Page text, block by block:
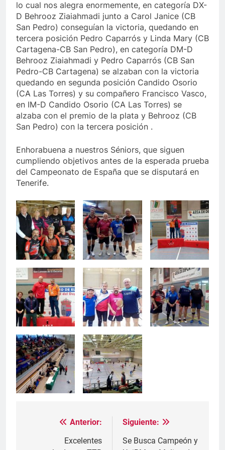
lo cual nos alegra enormemente, en categoría DX-
D Behrooz Ziaiahmadi junto a Carol Janice (CB
San Pedro) conseguían la victoria, quedando en
tercera posición Pedro Caparrós y Linda Mary (CB
Cartagena-CB San Pedro), en categoría DM-D
Behrooz Ziaiahmadi y Pedro Caparrós (CB San
Pedro-CB Cartagena) se alzaban con la victoria
quedando en segunda posición Candido Osorio
(CA Las Torres) y su compañero Francisco Vasco,
en IM-D Candido Osorio (CA Las Torres) se
alzaba con el premio de la plata y Behrooz (CB
San Pedro) con la tercera posición .
Enhorabuena a nuestros Séniors, que siguen
cumpliendo objetivos antes de la esperada prueba
del Campeonato de España que se disputará en
Tenerife.
Navegación
Anterior:
Excelentes
Siguiente:
Se Busca Campeón y